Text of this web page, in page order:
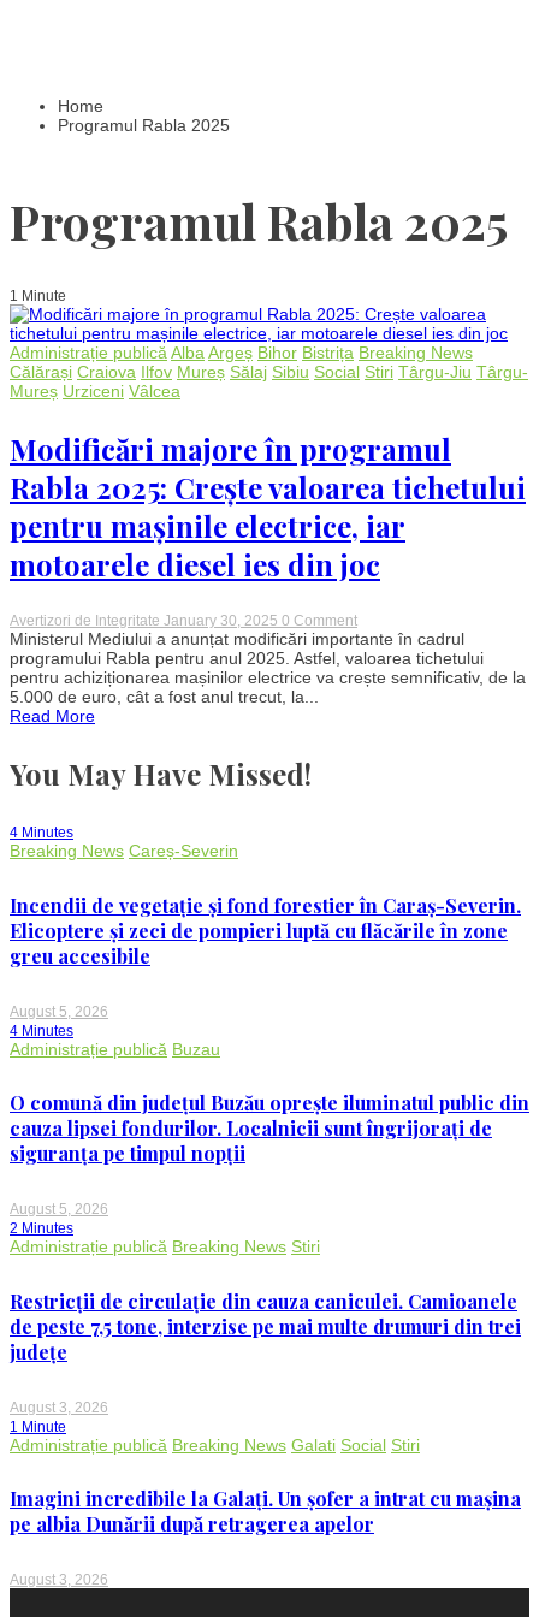
Home
Programul Rabla 2025
Programul Rabla 2025
1 Minute
Administrație publicăAlbaArgeș Bihor Bistrița Breaking News
Călărași Craiova Ilfov Mureș Sălaj Sibiu Social Stiri Târgu-Jiu Târgu-
Mureș Urziceni Vâlcea
Modificări majore în programul
Rabla 2025: Crește valoarea tichetului
pentru mașinile electrice, iar
motoarele diesel ies din joc
Avertizori de Integritate January 30, 2025 0 Commenton
Modificări
majore
programul
din
joc
Ministerul Mediului a anunțat modificări importante în cadrul
programului Rabla pentru anul 2025. Astfel, valoarea tichetului
pentru achiziționarea mașinilor electrice va crește semnificativ, de la
5.000 de euro, cât a fost anul trecut, la...
Read More
You May Have Missed!
4 Minutes
Breaking News Careș-Severin
Incendii de vegetație și fond forestier în Caraș-Severin.
Elicoptere și zeci de pompieri luptă cu flăcările în zone
greu accesibile
August 5, 2026
4 Minutes
Administrație publică Buzau
O comună din județul Buzău oprește iluminatul public din
cauza lipsei fondurilor. Localnicii sunt îngrijorați de
siguranța pe timpul nopții
August 5, 2026
2 Minutes
Administrație publică Breaking News Stiri
Restricții de circulație din cauza caniculei. Camioanele
de peste 7,5 tone, interzise pe mai multe drumuri din trei
județe
August 3, 2026
1 Minute
Administrație publică Breaking News Galati Social Stiri
Imagini incredibile la Galați. Un șofer a intrat cu mașina
pe albia Dunării după retragerea apelor
August 3, 2026